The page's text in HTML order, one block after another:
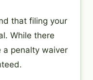
that filing your
While there
a penalty waiver